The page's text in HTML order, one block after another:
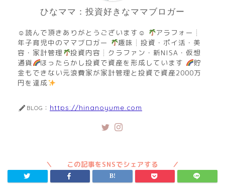
ひなママ：投資好きなママブロガー
☺読んで頂きありがとうございます☺
アラフォー┊︎
年子育児中のママブロガー
趣味┊︎投資・ポイ活・美
容・家計管理
投資内容┊︎クラファン・新NISA・仮想
通貨
ほったらかし投資で資産を形成しています
貯
金もできない元浪費家が家計管理と投資で資産2000万
円を達成
BLOG： https://hinanoyume.com